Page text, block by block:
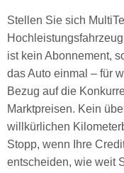
Stellen Sie sich
ist kein Abonnement,
das Auto einmal – für
Bezug auf die
Marktpreisen. Kein
willkürlichen
Stopp, wenn Ihre
entscheiden, wie weit